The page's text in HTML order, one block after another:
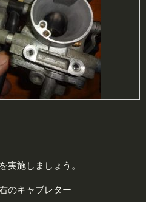
実施しましょう。
のキャブレター